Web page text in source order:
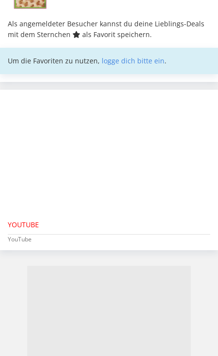
Als angemeldeter Besucher kannst du deine Lieblings-Deals
mit dem Sternchen
als Favorit speichern.
Um die Favoriten zu nutzen, logge dich bitte ein.
YOUTUBE
YouTube